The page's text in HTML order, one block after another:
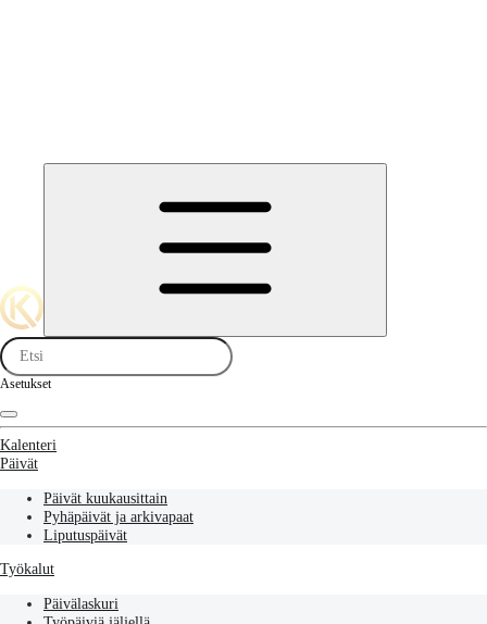
Asetukset
Kalenteri
Päivät
Päivät kuukausittain
Pyhäpäivät ja arkivapaat
Liputuspäivät
Työkalut
Päivälaskuri